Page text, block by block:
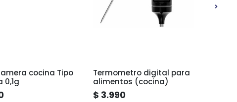
cocina Tipo
0,1g
Termometro digital para
alimentos (cocina)
$ 3.990